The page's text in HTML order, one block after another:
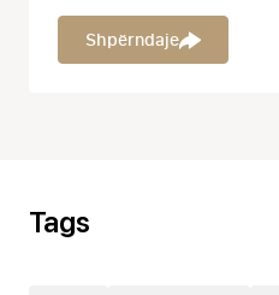
Shpërndaje
Tags